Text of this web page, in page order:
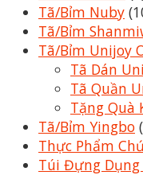
Tã/Bỉm Nuby
Tã/Bỉm
Tã/Bỉm Unijoy
Tã Dán
Tã Quần
Tặng Quà
Tã/Bỉm Yingbo
Thực Phẩm
Túi Đựng Dụng